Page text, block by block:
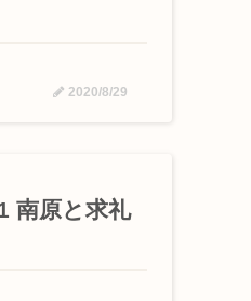
2020/8/29
南原と求礼